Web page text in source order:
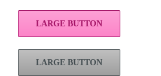
LARGE BUTTON
LARGE BUTTON